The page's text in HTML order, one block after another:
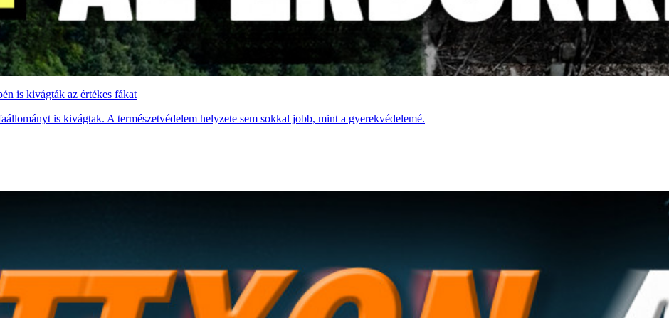
is kivágták az értékes fákat
is kivágtak. A természetvédelem helyzete sem sokkal jobb, mint a gyerekvédelemé.